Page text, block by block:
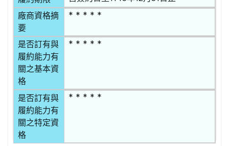
廠商資格摘
要
* * * * *
是否訂有與
履約能力有
關之基本資
格
* * * * *
是否訂有與
履約能力有
關之特定資
格
* * * * *